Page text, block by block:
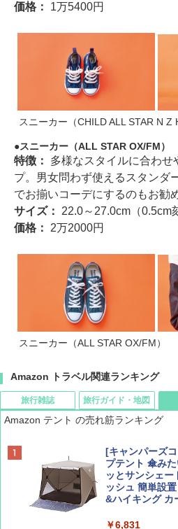
価格： 1万5400円
スニーカー（CHILD ALL STAR N Z
スニーカー（ALL STAR OX/FM）
特徴： 多様なスタイルに合わせ
プ。男女問わず使えるスタンダ
でお揃いコーデにするのもお勧
サイズ： 22.0～27.0cm（0.5cm
価格： 2万2000円
スニーカー（ALL STAR OX/FM）
Amazon トラベル関連ランキング
旅行雑誌
ディズニーフ
誌] (ＤＩＳＮ
￥713
旅行ガイド・地図
D40 地球の歩
力的な町 2026
￥2,079
Amazon テント の売れ筋ランキング
[キャンパーズ
プテント 傘み
ッとサンシェー
ッシュ 簡単設
&ハイキング カ
￥6,831